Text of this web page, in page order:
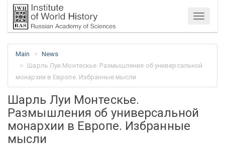
Menu
Main
News
Шарль Луи Монтескье. Размышления об универсальной
монархии в Европе. Избранные мысли
Шарль Луи Монтескье.
Размышления об универсальной
монархии в Европе. Избранные
мысли